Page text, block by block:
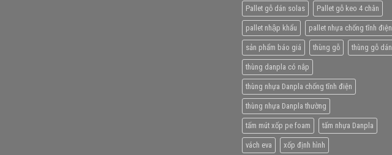
Pallet gỗ dán solas Pallet gỗ keo 4 chân
pallet nhập khẩu pallet nhựa chống tĩnh điện
sản phẩm báo giá thùng gỗ thùng gỗ dán
thùng danpla có nắp
thùng nhựa Danpla chống tĩnh điện
thùng nhựa Danpla thường
tấm mút xốp pe foam tấm nhựa Danpla
vách eva xốp định hình